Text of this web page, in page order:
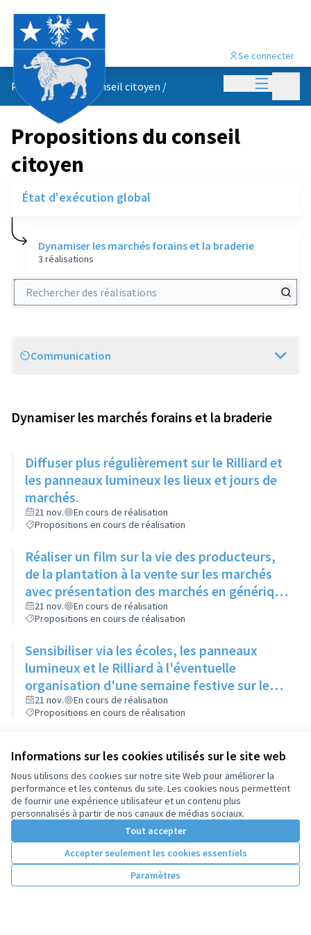
Informations sur les cookies utilisés sur le site web
Nous utilisons des cookies sur notre site Web pour améliorer la
performance et les contenus du site. Les cookies nous permettent
de fournir une expérience utilisateur et un contenu plus
personnalisés à partir de nos canaux de médias sociaux.
Tout accepter
Accepter seulement les cookies essentiels
Paramètres
Menu
Se connecter
Propositions du conseil citoyen /
Propositions du conseil
citoyen
État d'exécution global
Dynamiser les marchés forains et la braderie
3 réalisations
Rechercher des réalisations
Scope
Communication
Dynamiser les marchés forains et la braderie
Diffuser plus régulièrement sur le Rilliard et
les panneaux lumineux les lieux et jours de
marchés.
21 nov.
En cours de réalisation
Propositions en cours de réalisation
Réaliser un film sur la vie des producteurs,
de la plantation à la vente sur les marchés
avec présentation des marchés en générique
de fin et le diffuser dans les lieux d'attente
ainsi qu'au Ciné Rillieux
21 nov.
En cours de réalisation
Propositions en cours de réalisation
Sensibiliser via les écoles, les panneaux
lumineux et le Rilliard à l'éventuelle
organisation d'une semaine festive sur les
marchés
21 nov.
En cours de réalisation
Propositions en cours de réalisation